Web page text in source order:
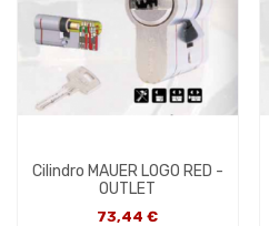
Cilindro MAUER LOGO RED -
OUTLET
73,44 €